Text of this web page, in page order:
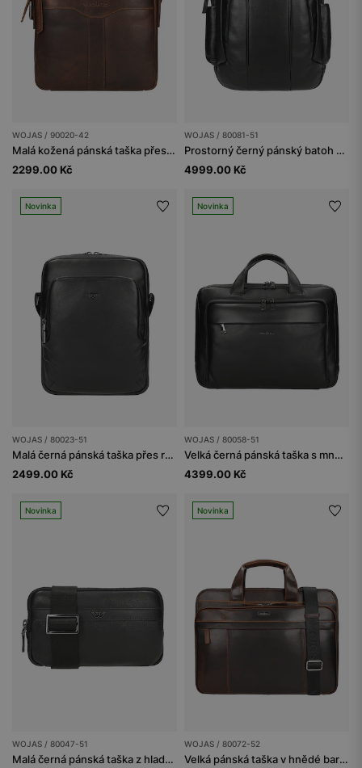
WOJAS / 90020-42
Malá kožená pánská taška přes rameno v hnědé barvě
2299.00 Kč
WOJAS / 80081-51
Prostorný černý pánský batoh z hladké kůže
4999.00 Kč
Novinka
WOJAS / 80023-51
Malá černá pánská taška přes rameno
2499.00 Kč
Novinka
WOJAS / 80058-51
Velká černá pánská taška s množstvím kapes
4399.00 Kč
Novinka
WOJAS / 80047-51
Malá černá pánská taška z hladké kůže
Novinka
WOJAS / 80072-52
Velká pánská taška v hnědé barvě s množstvím kapes